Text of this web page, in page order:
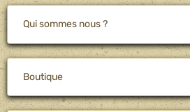
Qui sommes nous ?
Boutique